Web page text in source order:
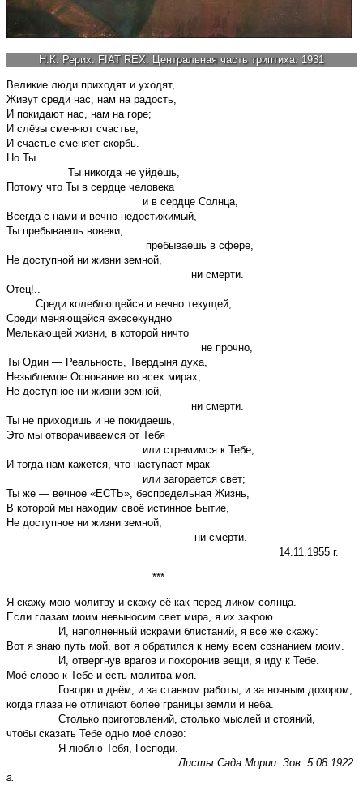
Н.К. Рерих. FIAT REX. Центральная часть триптиха. 1931
Великие люди приходят и уходят,
Живут среди нас, нам на радость,
И покидают нас, нам на горе;
И слёзы сменяют счастье,
И счастье сменяет скорбь.
Но Ты…
Ты никогда не уйдёшь,
Потому что Ты в сердце человека
и в сердце Солнца,
Всегда с нами и вечно недостижимый,
Ты пребываешь вовеки,
пребываешь в сфере,
Не доступной ни жизни земной,
ни смерти.
Отец!..
Среди колеблющейся и вечно текущей,
Среди меняющейся ежесекундно
Мелькающей жизни, в которой ничто
не прочно,
Ты Один — Реальность, Твердыня духа,
Незыблемое Основание во всех мирах,
Не доступное ни жизни земной,
ни смерти.
Ты не приходишь и не покидаешь,
Это мы отворачиваемся от Тебя
или стремимся к Тебе,
И тогда нам кажется, что наступает мрак
или загорается свет;
Ты же — вечное «ЕСТЬ», беспредельная Жизнь,
В которой мы находим своё истинное Бытие,
Не доступное ни жизни земной,
ни смерти.
14.11.1955 г.
***
Я скажу мою молитву и скажу её как перед ликом солнца.
Если глазам моим невыносим свет мира, я их закрою.
И, наполненный искрами блистаний, я всё же скажу:
Вот я знаю путь мой, вот я обратился к нему всем сознанием моим.
И, отвергнув врагов и похоронив вещи, я иду к Тебе.
Моё слово к Тебе и есть молитва моя.
Говорю и днём, и за станком работы, и за ночным дозором,
когда глаза не отличают более границы земли и неба.
Столько приготовлений, столько мыслей и стояний,
чтобы сказать Тебе одно моё слово:
Я люблю Тебя, Господи.
Листы Сада Мории. Зов. 5.08.1922
г.